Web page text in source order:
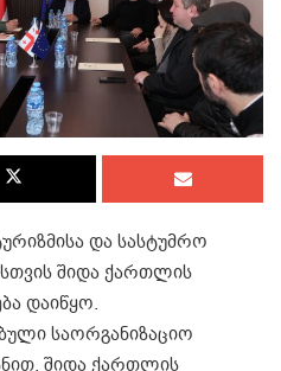
და სასტუმრო
შიდა ქართლის
დაიწყო.
საორგანიზაციო
შიდა ქართლის